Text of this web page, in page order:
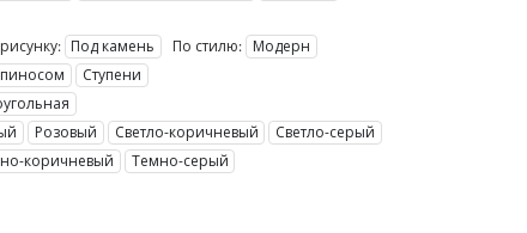
Под камень По стилю:
Модерн
Ступени
Розовый Светло-коричневый
Светло-серый
коричневый Темно-серый